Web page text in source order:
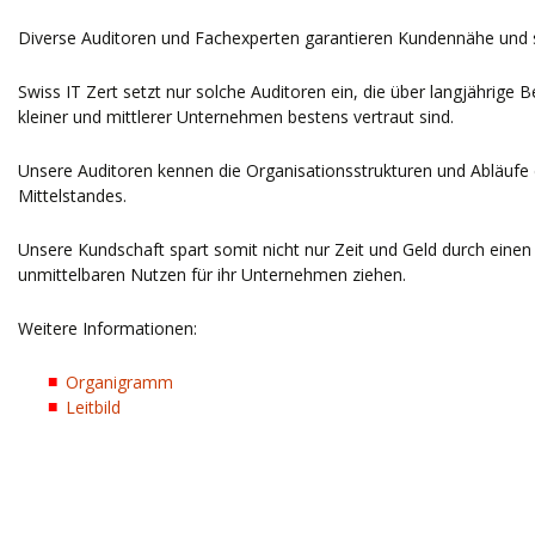
Diverse Auditoren und Fachexperten garantieren Kundennähe
Swiss IT Zert setzt nur solche Auditoren ein, die über langjährige
kleiner und mittlerer Unternehmen bestens vertraut sind.
Unsere Auditoren kennen die Organisationsstrukturen und
Mittelstandes.
Unsere Kundschaft spart somit nicht nur Zeit und Geld durch
unmittelbaren Nutzen für ihr Unternehmen ziehen.
Weitere Informationen:
Organigramm
Leitbild